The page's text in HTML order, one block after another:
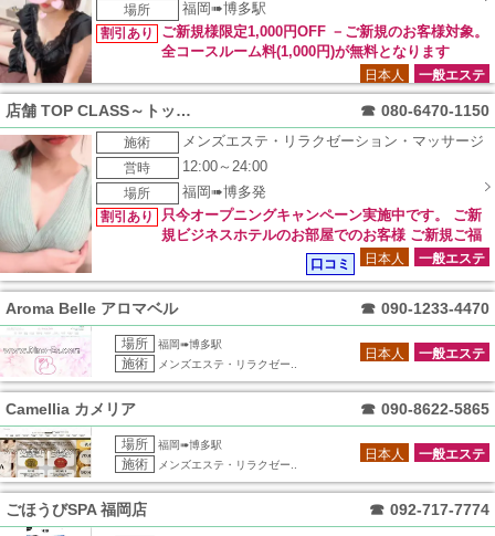
場所
福岡➠博多駅
割引あり
ご新規様限定1,000円OFF －ご新規のお客様対象。
全コースルーム料(1,000円)が無料となります
一般エステ
日本人
店舗 TOP CLASS～トップクラス～ ☎ 080-6470-1150
施術
メンズエステ・リラクゼーション・マッサージ
営時
12:00～24:00
場所
福岡➠博多発
割引あり
只今オープニングキャンペーン実施中です。 ご新
規ビジネスホテルのお部屋でのお客様 ご新規ご福
岡市内中心部のご自宅のお客様 リピートご利用の皆様 ※通常
一般エステ
日本人
口コミ
Aroma Belle アロマベル ☎ 090-1233-4470
場所 福岡➠博多駅
施術 メンズエステ・リラクゼー..
一般エステ
日本人
Camellia カメリア ☎ 090-8622-5865
場所 福岡➠博多駅
施術 メンズエステ・リラクゼー..
一般エステ
日本人
ごほうびSPA 福岡店 ☎ 092-717-7774